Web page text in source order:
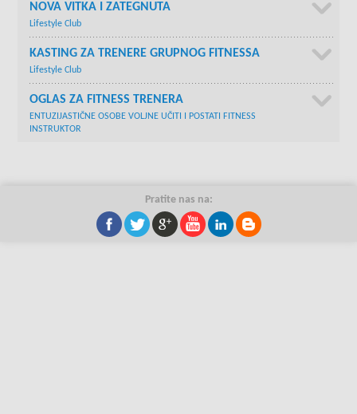
NOVA VITKA I ZATEGNUTA
Lifestyle Club
KASTING ZA TRENERE GRUPNOG FITNESSA
Lifestyle Club
OGLAS ZA FITNESS TRENERA
ENTUZIJASTIČNE OSOBE VOLJNE UČITI I POSTATI FITNESS
INSTRUKTOR
Pratite nas na: